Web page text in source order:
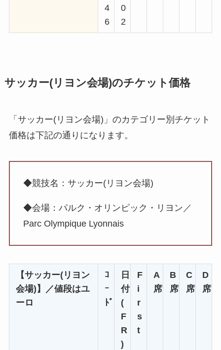
4
6
0
2
サッカー(リヨン会場)のチケット価格
「サッカー(リヨン会場)」のカテゴリー別チケット
価格は下記の通りになります。
◆競技名：サッカー(リヨン会場)
◆会場：パルク・オリンピック・リヨン／
Parc Olympique Lyonnais
【サッカー(リヨン
会場)】／値段はユ
ーロ
ｺ
ｰ
ﾄﾞ
日
付
(
F
R
)
F
i
r
s
t
A
席
B
席
C
席
D
席